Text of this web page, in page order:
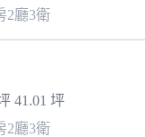
2廳3衛
41.01 坪
2廳3衛